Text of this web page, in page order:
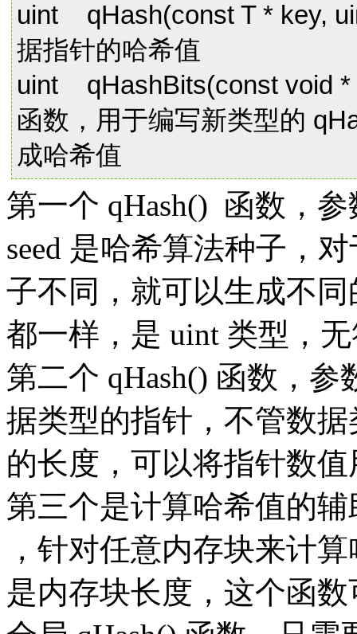
uint qHash(const T *
据指针的哈希值
uint qHashBits(const void *
函数，用于编写新类型的
成哈希值
第一个 qHash() 函数，
seed 是哈希算法种子，
子不同，就可以生成不
都一样，是 uint 类型，
第二个 qHash() 函数，
据类型的指针，不管数
的长度，可以将指针数
第三个是计算哈希值的
，针对任意内存块来计
是内存块长度，这个函